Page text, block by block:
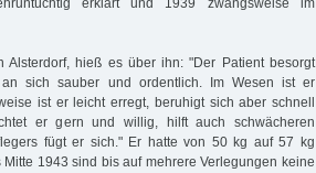
erklärt und 1939 zwangsweise im
Alsterdorf, hieß es über ihn: "Der Patient besorgt
sich sauber und ordentlich. Im Wesen ist er
ist er leicht erregt, beruhigt sich aber schnell
er gern und willig, hilft auch schwächeren
fügt er sich." Er hatte von 50 kg auf 57 kg
1943 sind bis auf mehrere Verlegungen keine